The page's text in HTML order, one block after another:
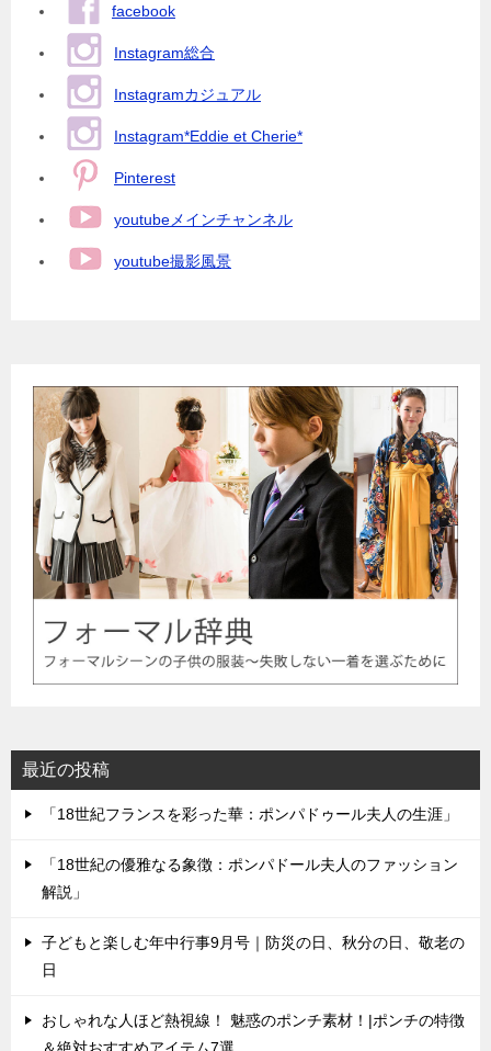
facebook
Instagram総合
Instagramカジュアル
Instagram*Eddie et Cherie*
Pinterest
youtubeメインチャンネル
youtube撮影風景
最近の投稿
「18世紀フランスを彩った華：ポンパドゥール夫人の生涯」
「18世紀の優雅なる象徴：ポンパドール夫人のファッション
解説」
子どもと楽しむ年中行事9月号｜防災の日、秋分の日、敬老の
日
おしゃれな人ほど熱視線！ 魅惑のポンチ素材！|ポンチの特徴
＆絶対おすすめアイテム7選